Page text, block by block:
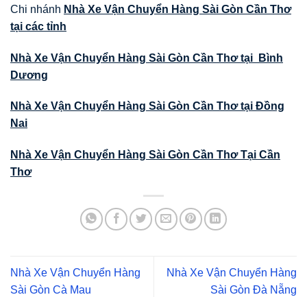
Chi nhánh Nhà Xe Vận Chuyển Hàng Sài Gòn Cần Thơ
tại các tỉnh
Nhà Xe Vận Chuyển Hàng Sài Gòn Cần Thơ tại Bình
Dương
Nhà Xe Vận Chuyển Hàng Sài Gòn Cần Thơ tại Đồng
Nai
Nhà Xe Vận Chuyển Hàng Sài Gòn Cần Thơ Tại Cần
Thơ
Nhà Xe Vận Chuyển Hàng
Sài Gòn Cà Mau
Nhà Xe Vận Chuyển Hàng
Sài Gòn Đà Nẵng